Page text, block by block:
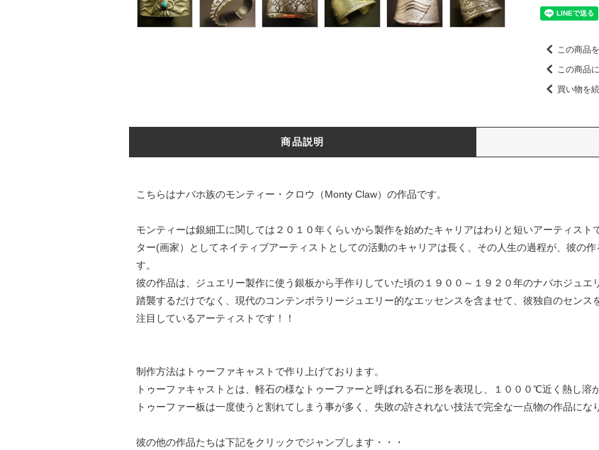
この商品
この商品
買い物を
商品説明
こちらはナバホ族のモンティー・クロウ（Monty Claw）の作品です。
モンティーは銀細工に関しては２０１０年くらいから製作を始めたキャリアはわりと短いアーティス
ター(画家）としてネイティブアーティストとしての活動のキャリアは長く、その人生の過程が、彼の
す。
彼の作品は、ジュエリー製作に使う銀板から手作りしていた頃の１９００～１９２０年のナバホジュ
踏襲するだけでなく、現代のコンテンポラリージュエリー的なエッセンスを含ませて、彼独自のセンス
注目しているアーティストです！！
制作方法はトゥーファキャストで作り上げております。
トゥーファキャストとは、軽石の様なトゥーファーと呼ばれる石に形を表現し、１０００℃近く熱し溶
トゥーファー板は一度使うと割れてしまう事が多く、失敗の許されない技法で完全な一点物の作品にな
彼の他の作品たちは下記をクリックでジャンプします・・・